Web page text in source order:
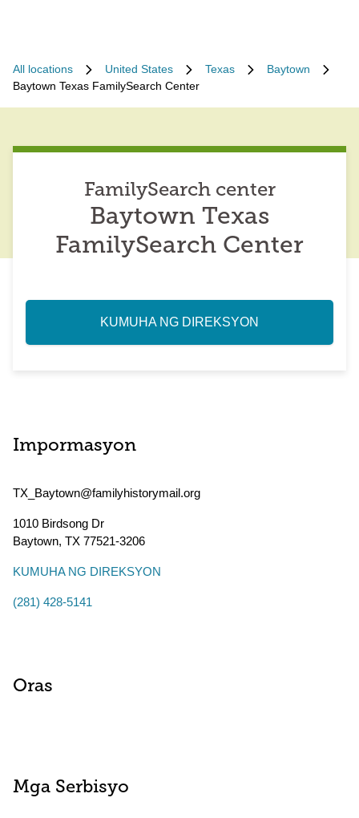
All locations United States Texas
Baytown
Baytown Texas FamilySearch Center
FamilySearch center
Baytown Texas
FamilySearch Center
KUMUHA NG DIREKSYON
Impormasyon
TX_Baytown@familyhistorymail.org
1010 Birdsong Dr
Baytown, TX 77521-3206
KUMUHA NG DIREKSYON
(281) 428-5141
Oras
Mga Serbisyo